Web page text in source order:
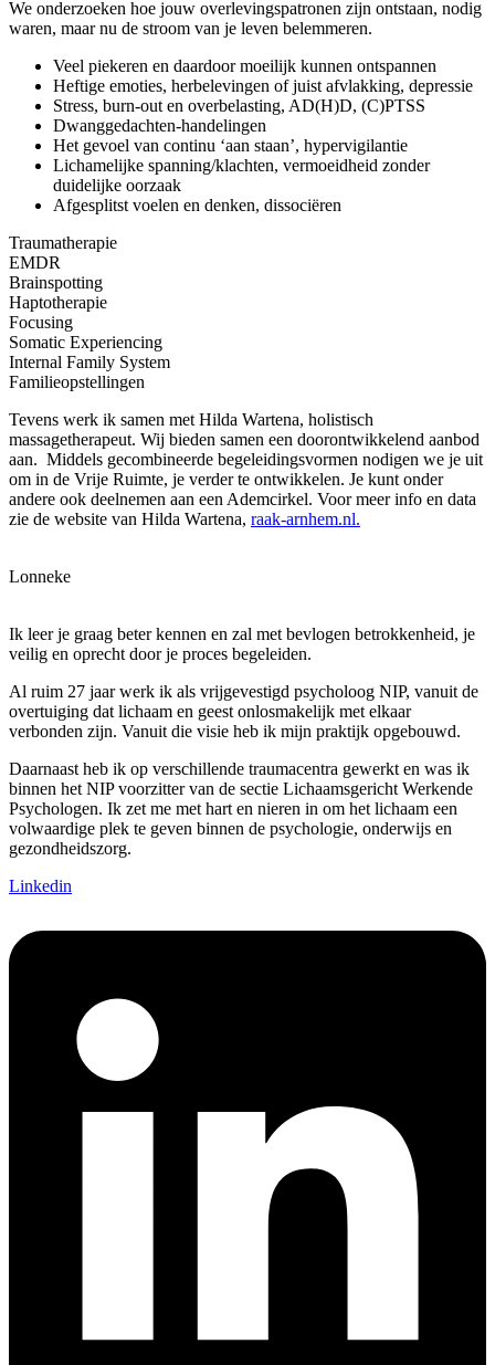
We onderzoeken hoe jouw overlevingspatronen zijn ontstaan, nodig
waren, maar nu de stroom van je leven belemmeren.
Veel piekeren en daardoor moeilijk kunnen ontspannen
Heftige emoties, herbelevingen of juist afvlakking, depressie
Stress, burn-out en overbelasting, AD(H)D, (C)PTSS
Dwanggedachten-handelingen
Het gevoel van continu ‘aan staan’, hypervigilantie
Lichamelijke spanning/klachten, vermoeidheid zonder
duidelijke oorzaak
Afgesplitst voelen en denken, dissociëren
Traumatherapie
EMDR
Brainspotting
Haptotherapie
Focusing
Somatic Experiencing
Internal Family System
Familieopstellingen
Tevens werk ik samen met Hilda Wartena, holistisch
massagetherapeut. Wij bieden samen een doorontwikkelend aanbod
aan. Middels gecombineerde begeleidingsvormen nodigen we je uit
om in de Vrije Ruimte, je verder te ontwikkelen. Je kunt onder
andere ook deelnemen aan een Ademcirkel. Voor meer info en data
zie de website van Hilda Wartena, raak-arnhem.nl.
Lonneke
Ik leer je graag beter kennen en zal met bevlogen betrokkenheid, je
veilig en oprecht door je proces begeleiden.
Al ruim 27 jaar werk ik als vrijgevestigd psycholoog NIP, vanuit de
overtuiging dat lichaam en geest onlosmakelijk met elkaar
verbonden zijn. Vanuit die visie heb ik mijn praktijk opgebouwd.
Daarnaast heb ik op verschillende traumacentra gewerkt en was ik
binnen het NIP voorzitter van de sectie Lichaamsgericht Werkende
Psychologen. Ik zet me met hart en nieren in om het lichaam een
volwaardige plek te geven binnen de psychologie, onderwijs en
gezondheidszorg.
Linkedin